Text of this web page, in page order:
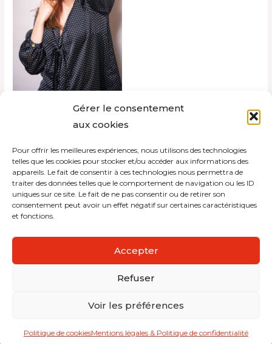
Gérer le consentement
aux cookies
Pour offrir les meilleures expériences, nous utilisons des technologies
telles que les cookies pour stocker et/ou accéder aux informations des
appareils. Le fait de consentir à ces technologies nous permettra de
traiter des données telles que le comportement de navigation ou les ID
uniques sur ce site. Le fait de ne pas consentir ou de retirer son
consentement peut avoir un effet négatif sur certaines caractéristiques
et fonctions.
Accepter
Refuser
Voir les préférences
Politique de cookiesMentions légales & Politique de confidentialité
Laisser Un Commentaire
Vous devez être connecté(e) pour publier un
commentaire.